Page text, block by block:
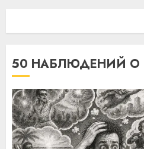
50 НАБЛЮДЕНИЙ О